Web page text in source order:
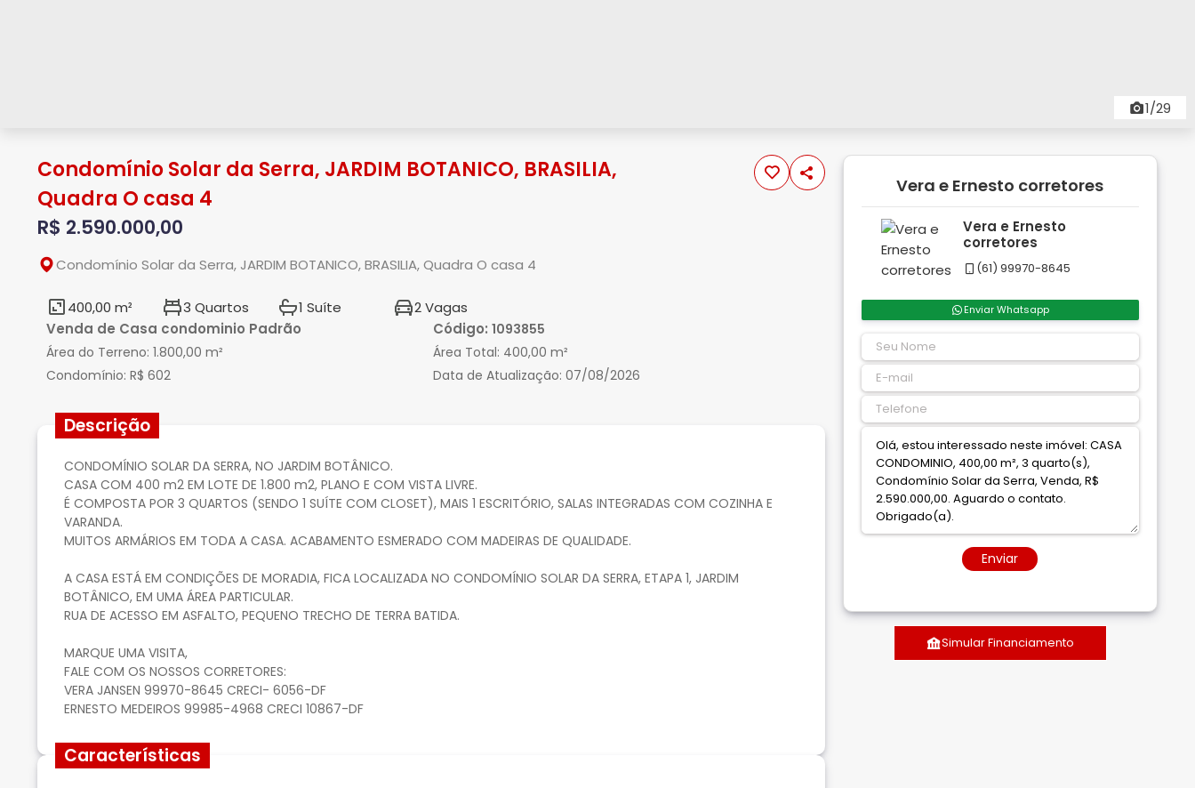
1/29
Condomínio Solar da Serra, JARDIM BOTANICO, BRASILIA,
Quadra O casa 4
R$ 2.590.000,00
Condomínio Solar da Serra, JARDIM BOTANICO, BRASILIA, Quadra O casa 4
400,00 m² 3 Quartos 1 Suíte
2 Vagas
Venda de Casa condominio Padrão
Código:1093855
Área do Terreno: 1.800,00 m² Área Total: 400,00 m²
Condomínio: R$ 602 Data de Atualização:07/08/2026
Descrição
CONDOMÍNIO SOLAR DA SERRA, NO JARDIM BOTÂNICO.
CASA COM 400 m2 EM LOTE DE 1.800 m2, PLANO E COM VISTA LIVRE.
É COMPOSTA POR 3 QUARTOS (SENDO 1 SUÍTE COM CLOSET), MAIS 1 ESCRITÓRIO, SALAS INTEGRADAS COM COZINHA E
VARANDA.
MUITOS ARMÁRIOS EM TODA A CASA. ACABAMENTO ESMERADO COM MADEIRAS DE QUALIDADE.
A CASA ESTÁ EM CONDIÇÕES DE MORADIA, FICA LOCALIZADA NO CONDOMÍNIO SOLAR DA SERRA, ETAPA 1, JARDIM
BOTÂNICO, EM UMA ÁREA PARTICULAR.
RUA DE ACESSO EM ASFALTO, PEQUENO TRECHO DE TERRA BATIDA.
MARQUE UMA VISITA,
FALE COM OS NOSSOS CORRETORES:
VERA JANSEN 99970-8645 CRECI- 6056-DF
ERNESTO MEDEIROS 99985-4968 CRECI 10867-DF
Características
Vera e Ernesto corretores
Vera e Ernesto
corretores
(61) 99970-8645
Enviar Whatsapp
Enviar
Simular Financiamento